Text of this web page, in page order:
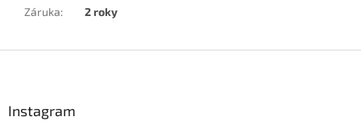
Záruka: 2 roky
Instagram